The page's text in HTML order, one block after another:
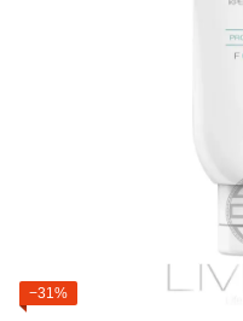
−31%